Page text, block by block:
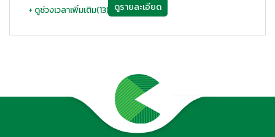
+ ดูช่วงเวลาเพิ่มเติม(13) ดูรายละเอียด